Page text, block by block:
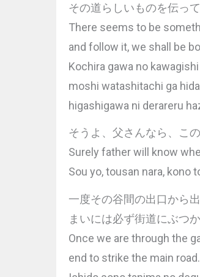
その道らしいものを伝っ
There seems to be
and follow it, we shall be
Kochira gawa no
moshi watashitachi ga
higashigawa ni derareru
そうよ、父さんなら、こ
Surely father will know
Sou yo, tousan nara, kono
一度その谷間の出口から
まいには必ず街道にぶつ
Once we are through the
end to strike the main road.